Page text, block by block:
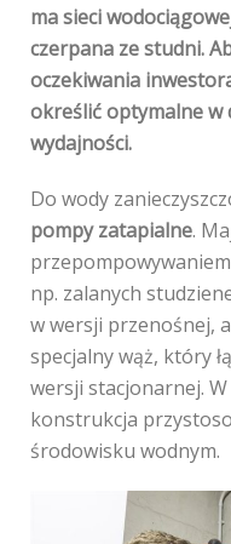
ma sieci
czerpana ze studni.
oczekiwania
określić optymalne
wydajności.
Do wody
pompy zatapialne.
np. zalanych
w wersji przenośnej,
specjalny wąż, który
wersji stacjonarnej.
konstrukcja
środowisku wodnym.